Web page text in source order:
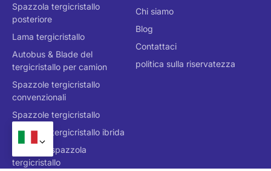
Spazzola tergicristallo
posteriore
Lama tergicristallo
Autobus & Blade del
tergicristallo per camion
Spazzole tergicristallo
convenzionali
Spazzole tergicristallo
Spazzola tergicristallo ibrida
Esclusiva spazzola
tergicristallo
Chi siamo
Blog
Contattaci
politica sulla riservatezza